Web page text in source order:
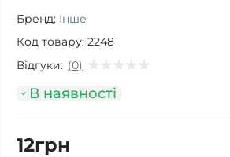
Бренд: Інше
Код товару: 2248
Відгуки: (0)
В наявності
12грн